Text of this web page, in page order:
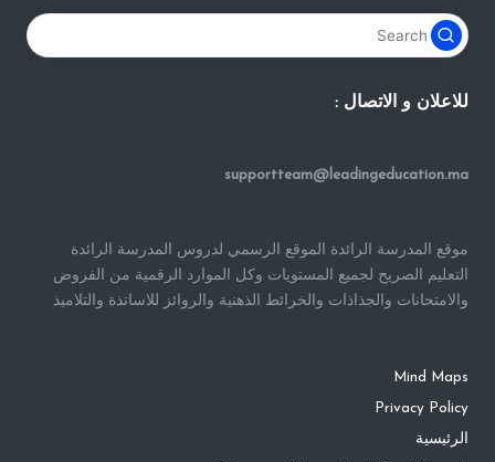
للاعلان و الاتصال :
supportteam@leadingeducation.ma
موقع المدرسة الرائدة الموقع الرسمي لدروس المدرسة الرائدة
التعليم الصريح لجميع المستويات وكل الموارد الرقمية من الفروض
والامتحانات والجذاذات والخرائط الذهنية والروائز للاساتذة والتلاميذ
Mind Maps
Privacy Policy
الرئيسية